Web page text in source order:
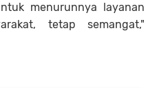
menurunnya layanan
tetap semangat,"